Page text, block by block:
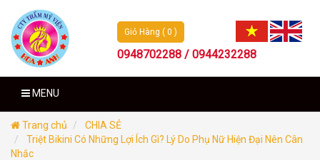
Giỏ Hàng ( 0 )
0948702288 / 0944232288
MENU
Trang chủ
CHIA SẺ
Triệt Bikini Có Những Lợi Ích Gì? Lý Do Phụ Nữ Hiện Đại Nên Cân
Nhắc